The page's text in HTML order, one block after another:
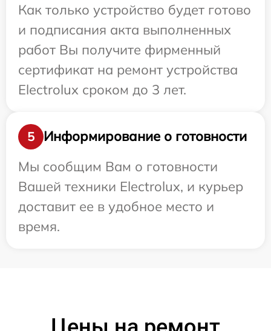
Как только устройство будет готово
и подписания акта выполненных
работ Вы получите фирменный
сертификат на ремонт устройства
Electrolux сроком до 3 лет.
5
Информирование о готовности
Мы сообщим Вам о готовности
Вашей техники Electrolux, и курьер
доставит ее в удобное место и
время.